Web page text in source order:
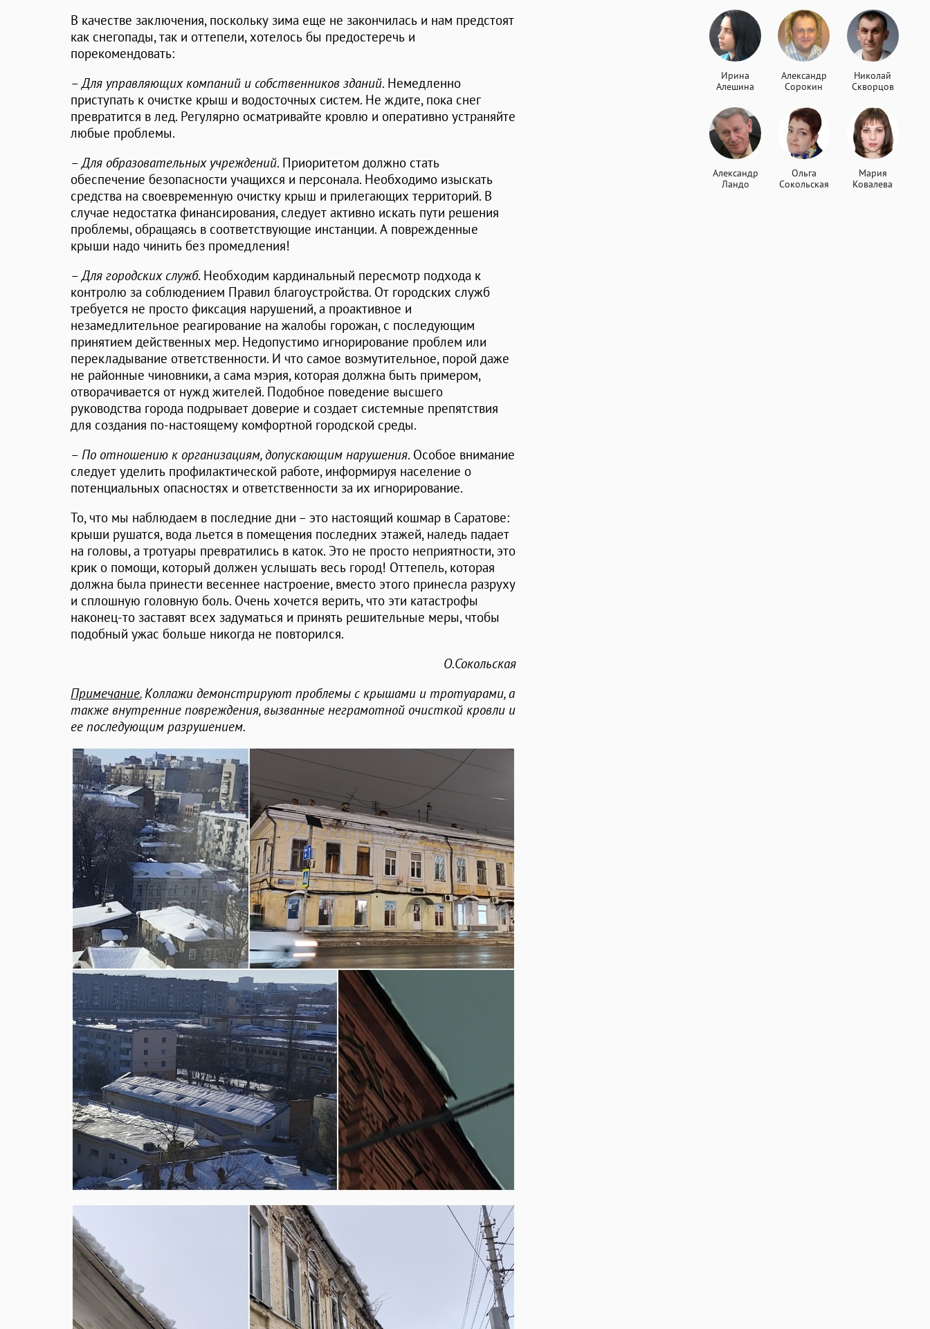
В качестве заключения, поскольку зима еще не закончилась и нам предстоят
как снегопады, так и оттепели, хотелось бы предостеречь и
порекомендовать:
–Для управляющих компаний и собственников зданий. Немедленно
приступать к очистке крыш и водосточных систем. Не ждите, пока снег
превратится в лед. Регулярно осматривайте кровлю и оперативно устраняйте
любые проблемы.
–Для образовательных учреждений. Приоритетом должно стать
обеспечение безопасности учащихся и персонала. Необходимо изыскать
средства на своевременную очистку крыш и прилегающих территорий. В
случае недостатка финансирования, следует активно искать пути решения
проблемы, обращаясь в соответствующие инстанции. А поврежденные
крыши надо чинить без промедления!
–Для городских служб. Необходим кардинальный пересмотр подхода к
контролю за соблюдением Правил благоустройства. От городских служб
требуется не просто фиксация нарушений, а проактивное и
незамедлительное реагирование на жалобы горожан, с последующим
принятием действенных мер. Недопустимо игнорирование проблем или
перекладывание ответственности. И что самое возмутительное, порой даже
не районные чиновники, а сама мэрия, которая должна быть примером,
отворачивается от нужд жителей. Подобное поведение высшего
руководства города подрывает доверие и создает системные препятствия
для создания по-настоящему комфортной городской среды.
– По отношению к организациям, допускающим нарушения. Особое внимание
следует уделить профилактической работе, информируя население о
потенциальных опасностях и ответственности за их игнорирование.
То, что мы наблюдаем в последние дни – это настоящий кошмар в Саратове:
крыши рушатся, вода льется в помещения последних этажей, наледь падает
на головы, а тротуары превратились в каток. Это не просто неприятности, это
крик о помощи, который должен услышать весь город! Оттепель, которая
должна была принести весеннее настроение, вместо этого принесла разруху
и сплошную головную боль. Очень хочется верить, что эти катастрофы
наконец-то заставят всех задуматься и принять решительные меры, чтобы
подобный ужас больше никогда не повторился.
О.Сокольская
Примечание.Коллажи демонстрируют проблемы с крышами и тротуарами, а
также внутренние повреждения, вызванные неграмотной очисткой кровли и
ее последующим разрушением.
Ирина
Алешина
Александр
Сорокин
Николай
Скворцов
Александр
Ландо
Ольга
Сокольская
Мария
Ковалева